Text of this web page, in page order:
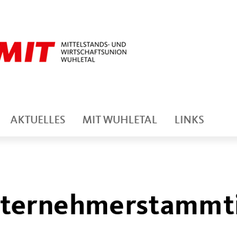
AKTUELLES MIT WUHLETAL LINKS